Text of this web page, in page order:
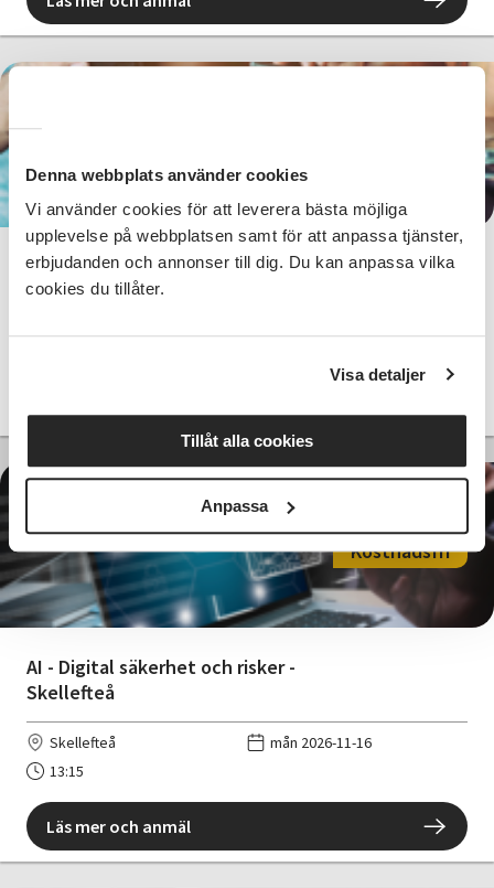
Denna webbplats använder cookies
Vi använder cookies för att leverera bästa möjliga
upplevelse på webbplatsen samt för att anpassa tjänster,
erbjudanden och annonser till dig. Du kan anpassa vilka
cookies du tillåter.
Visa detaljer
Tillåt alla cookies
Anpassa
AI - Roliga appar med AI - Skellefteå
AI - Digital säkerhet och risker -
Skellefteå
Kostnadsfri
Skellefteå
mån 2026-11-16
13:15
Läs mer och anmäl